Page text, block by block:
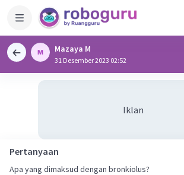
Mazaya M
31 Desember 2023 02:52
Iklan
Pertanyaan
Apa yang dimaksud dengan bronkiolus?